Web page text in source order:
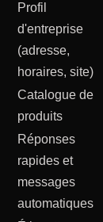
Profil
d'entreprise
(adresse,
horaires, site)
Catalogue de
produits
Réponses
rapides et
messages
automatiques